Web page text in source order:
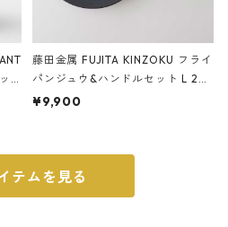
藤田金属 FUJITA KINZOKU フライ
パンジュウ&ハンドルセット L 24c
m ガス火・IH対応 鉄フライパン
¥9,900
テムを見る